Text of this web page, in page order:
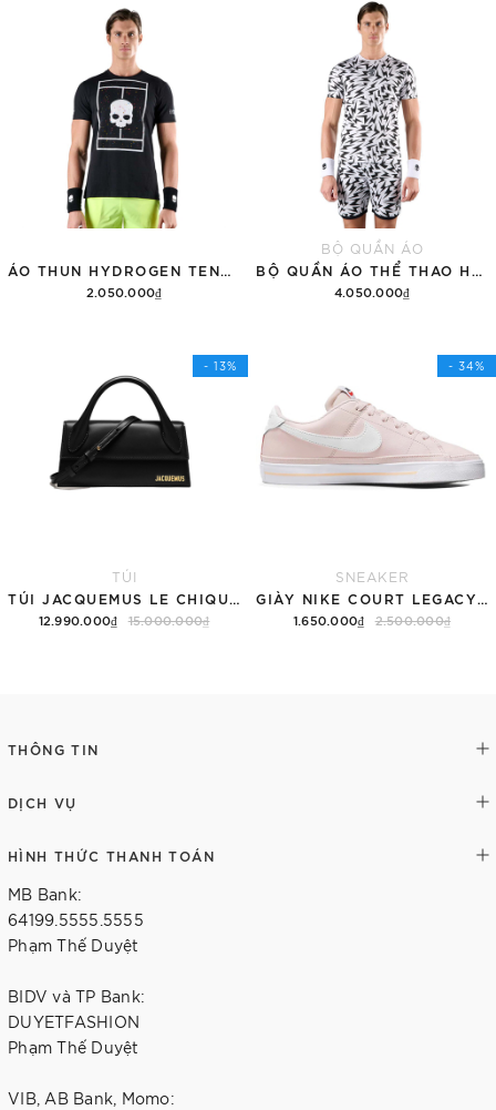
2.050.000₫
BỘ QUẦN ÁO
4.050.000₫
- 13%
TÚI
12.990.000₫ 15.000.000₫
- 34%
SNEAKER
1.650.000₫ 2.500.000₫
THÔNG TIN
DỊCH VỤ
HÌNH THỨC THANH TOÁN
MB Bank:
64199.5555.5555
Phạm Thế Duyệt
BIDV và TP Bank:
DUYETFASHION
Phạm Thế Duyệt
VIB, AB Bank, Momo: